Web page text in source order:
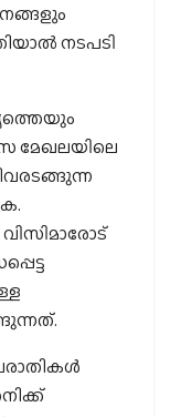
നടപടി
മേഖലയിലെ